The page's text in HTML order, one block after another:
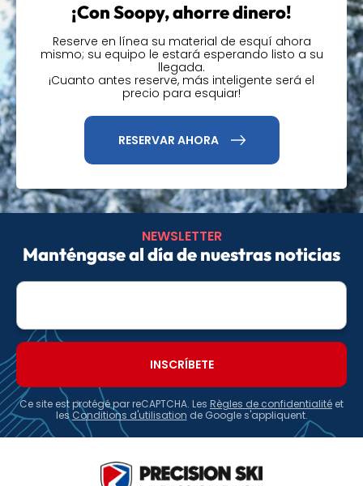
¡Con Soopy, ahorre dinero!
Reserve en línea su material de esquí ahora
mismo; su equipo le estará esperando listo a su
llegada.
¡Cuanto antes reserve, más inteligente será el
precio para esquiar!
RESERVAR AHORA
NEWSLETTER
Manténgase al día de nuestras noticias
E-
Ce site est protégé par reCAPTCHA. Les Règles de confidentialité et
les Conditions d'utilisation de Google s'appliquent.